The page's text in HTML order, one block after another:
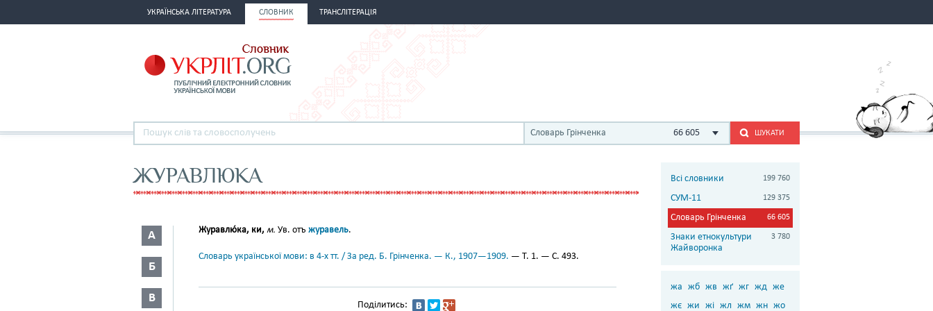
УКРАЇНСЬКА ЛІТЕРАТУРА СЛОВНИК ТРАНСЛІТЕРАЦІЯ
Словарь Грінченка 66 605 ШУКАТИ
ЖУРАВЛЮКА
А
Б
В
Журавлю́ка, ки, м. Ув. отъ журавель.
Словарь української мови: в 4-х тт. / За ред. Б. Грінченка. — К., 1907—1909. — Т. 1. — С. 493.
Поділитись:
Всі словники 199 760
СУМ-11 129 375
Словарь Грінченка 66 605
Знаки етнокультури
Жайворонка
3 780
жа жб жв жґ жг жд же
жє жи жі жл жм жн жо